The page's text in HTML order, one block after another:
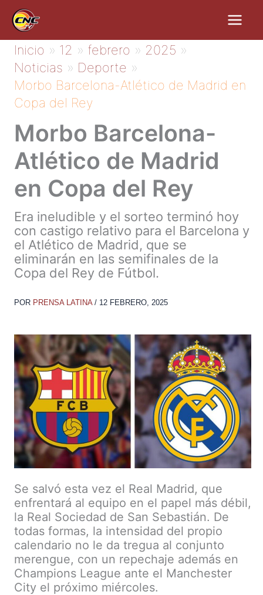
contenido
Inicio 12 febrero
2025
Noticias
Deporte
Morbo Barcelona-Atlético de Madrid en
Copa del Rey
Morbo Barcelona-
Atlético de Madrid
en Copa del Rey
Era ineludible y el sorteo terminó hoy
con castigo relativo para el Barcelona y
el Atlético de Madrid, que se
eliminarán en las semifinales de la
Copa del Rey de Fútbol.
POR PRENSA LATINA / 12 FEBRERO, 2025
Se salvó esta vez el Real Madrid, que
enfrentará al equipo en el papel más débil,
la Real Sociedad de San Sebastián. De
todas formas, la intensidad del propio
calendario no le da tregua al conjunto
merengue, con un repechaje además en
Champions League ante el Manchester
City el próximo miércoles.